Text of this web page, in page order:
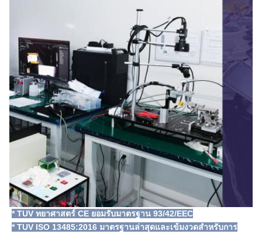
* TUV ทยาศาสตร์ CE ยอมรับมาตรฐาน 93/42/EEC
* TUV ISO 13485:2016 มาตรฐานล่าสุดและเข้มงวดสําหรับการ